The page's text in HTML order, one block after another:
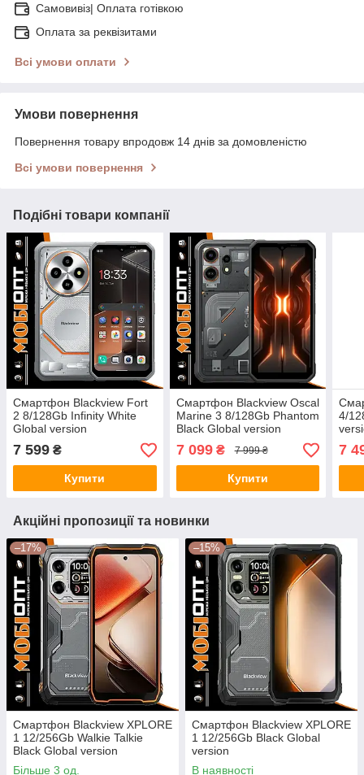
Самовивіз| Оплата готівкою
Оплата за реквізитами
Всі умови оплати
Умови повернення
Повернення товару впродовж 14 днів за домовленістю
Всі умови повернення
Подібні товари компанії
Смартфон Blackview Fort
2 8/128Gb Infinity White
Global version
7 599 ₴
Купити
Смартфон Blackview Oscal
Marine 3 8/128Gb Phantom
Black Global version
7 099₴ 7 999 ₴
Купити
4/
7
Акційні пропозиції та новинки
–17%
Смартфон Blackview XPLORE
1 12/256Gb Walkie Talkie
Black Global version
Більше 3 од.
–15%
Смартфон Blackview XPLORE
1 12/256Gb Black Global
version
В наявності